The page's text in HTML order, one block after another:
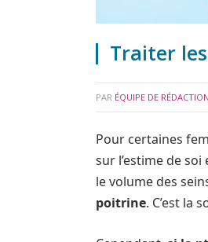
Traiter
PAR ÉQUIPE DE
Pour certaines
sur l’estime de
le volume des
poitrine. C’est la